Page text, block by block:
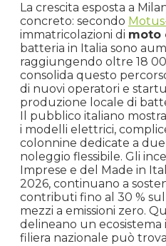
La crescita esposta a
concreto: secondo
immatricolazioni di moto
batteria in Italia sono
raggiungendo oltre 18
consolida questo
di nuovi operatori e
produzione locale di
Il pubblico italiano
i modelli elettrici,
colonnine dedicate a
noleggio flessibile. Gli
Imprese e del Made in
2026, continuano a
contributi fino al 30 %
mezzi a emissioni zero.
delineano un ecosistema
filiera nazionale può